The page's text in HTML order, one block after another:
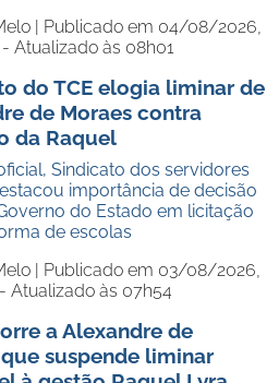
| Publicado em 04/08/2026,
Atualizado às 08h01
do TCE elogia liminar de
de Moraes contra
da Raquel
Sindicato dos servidores
importância de decisão
do Estado em licitação
de escolas
| Publicado em 03/08/2026,
Atualizado às 07h54
a Alexandre de
suspende liminar